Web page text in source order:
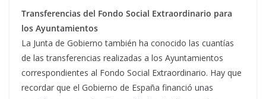
Transferencias del Fondo Social Extraordinario para
los Ayuntamientos
La Junta de Gobierno también ha conocido las cuantías
de las transferencias realizadas a los Ayuntamientos
correspondientes al Fondo Social Extraordinario. Hay que
recordar que el Gobierno de España financió unas